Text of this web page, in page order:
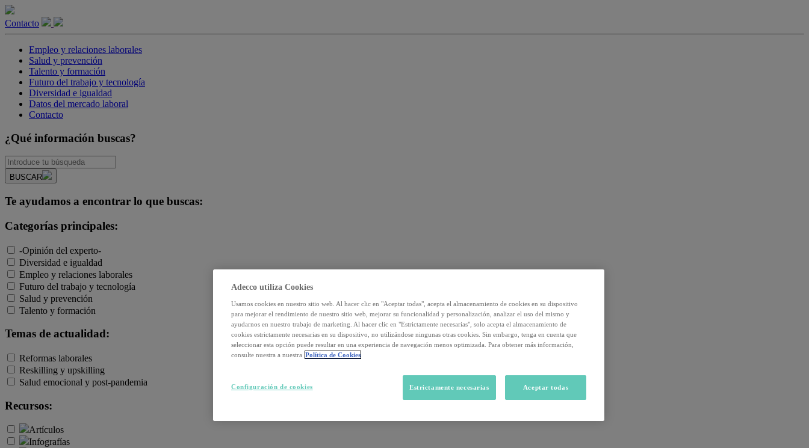
Contacto
Empleo y relaciones laborales
Salud y prevención
Talento y formación
Futuro del trabajo y tecnología
Diversidad e igualdad
Datos del mercado laboral
Contacto
¿Qué información buscas?
BUSCAR
Te ayudamos a encontrar lo que buscas:
Categorías principales:
-Opinión del experto-
Diversidad e igualdad
Empleo y relaciones laborales
Futuro del trabajo y tecnología
Salud y prevención
Talento y formación
Temas de actualidad:
Reformas laborales
Reskilling y upskilling
Salud emocional y post-pandemia
Recursos:
Artículos
Infografías
Adecco utiliza Cookies
Usamos cookies en nuestro sitio web. Al hacer clic en "Aceptar todas", acepta el almacenamiento de cookies en su dispositivo
para mejorar el rendimiento de nuestro sitio web, mejorar su funcionalidad y personalización, analizar el uso del mismo y
ayudarnos en nuestro trabajo de marketing. Al hacer clic en "Estrictamente necesarias", solo acepta el almacenamiento de
cookies estrictamente necesarias en su dispositivo, no utilizándose ningunas otras cookies. Sin embargo, tenga en cuenta que
seleccionar esta opción puede resultar en una experiencia de navegación menos optimizada. Para obtener más información,
consulte nuestra a nuestra Política de Cookies
Estrictamente necesarias Aceptar todas
Configuración de cookies